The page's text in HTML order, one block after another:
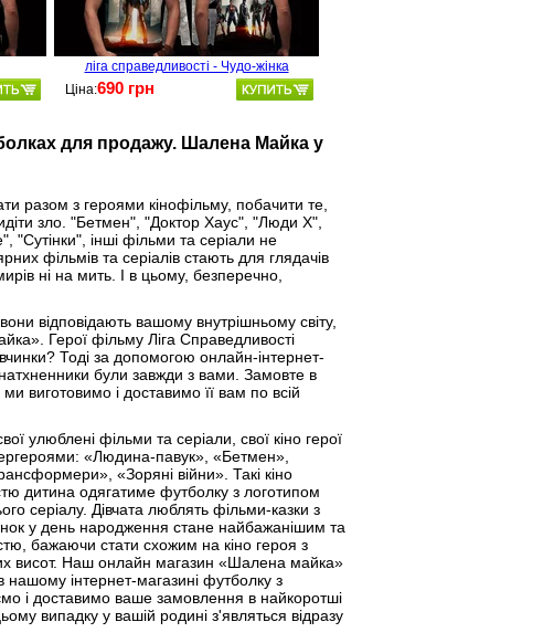
ліга справедливості - Чудо-жінка
Ціна:690 грн
для продажу. Шалена Майка у
разом з героями кінофільму, побачити те,
зло. "Бетмен", "Доктор Хаус", "Люди Х",
інші фільми та серіали не
фільмів та серіалів стають для глядачів
ні на мить. І в цьому, безперечно,
відповідають вашому внутрішньому світу,
Герої фільму Ліга Справедливості
Тоді за допомогою онлайн-інтернет-
були завжди з вами. Замовте в
виготовимо і доставимо її вам по всій
улюблені фільми та серіали, свої кіно герої
«Людина-павук», «Бетмен»,
«Зоряні війни». Такі кіно
дитина одягатиме футболку з логотипом
серіалу. Дівчата люблять фільми-казки з
у день народження стане найбажанішим та
бажаючи стати схожим на кіно героя з
висот. Наш онлайн магазин «Шалена майка»
інтернет-магазині футболку з
і доставимо ваше замовлення в найкоротші
випадку у вашій родині з'являться відразу